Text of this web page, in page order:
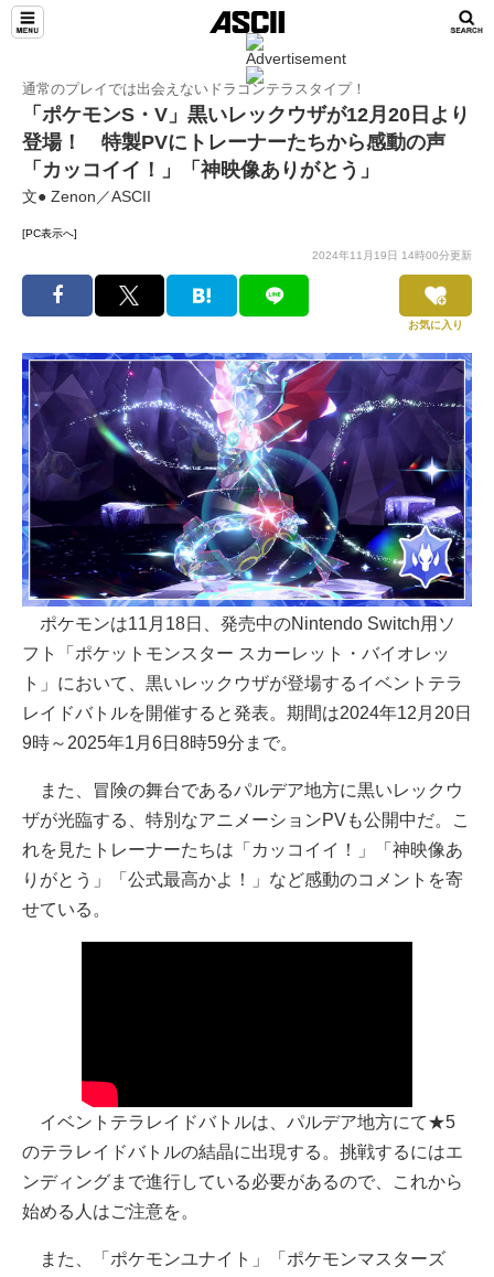
通常のプレイでは出会えないドラゴンテラスタイプ！
「ポケモンS・V」黒いレックウザが12月20日より
登場！ 特製PVにトレーナーたちから感動の声
「カッコイイ！」「神映像ありがとう」
文● Zenon／ASCII
[PC表示へ]
2024年11月19日 14時00分更新
お気に入り
ポケモンは11月18日、発売中のNintendo Switch用ソ
フト「ポケットモンスター スカーレット・バイオレッ
ト」において、黒いレックウザが登場するイベントテラ
レイドバトルを開催すると発表。期間は2024年12月20日
9時～2025年1月6日8時59分まで。
また、冒険の舞台であるパルデア地方に黒いレックウ
ザが光臨する、特別なアニメーションPVも公開中だ。こ
れを見たトレーナーたちは「カッコイイ！」「神映像あ
りがとう」「公式最高かよ！」など感動のコメントを寄
せている。
イベントテラレイドバトルは、パルデア地方にて★5
のテラレイドバトルの結晶に出現する。挑戦するにはエ
ンディングまで進行している必要があるので、これから
始める人はご注意を。
また、「ポケモンユナイト」「ポケモンマスターズ